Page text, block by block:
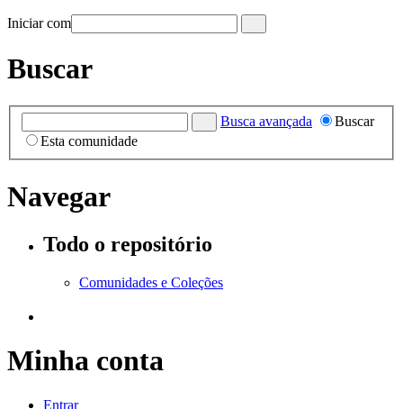
Iniciar com
Buscar
Busca avançada
Buscar
Esta comunidade
Navegar
Todo o repositório
Comunidades e Coleções
Minha conta
Entrar